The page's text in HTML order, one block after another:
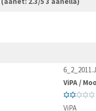
ViPA /
ViPA